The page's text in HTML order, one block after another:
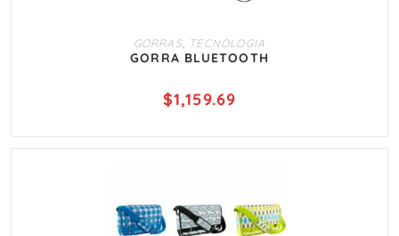
AÑADIR AL CARRITO
GORRAS, TECNOLOGIA
GORRA BLUETOOTH
$1,159.69